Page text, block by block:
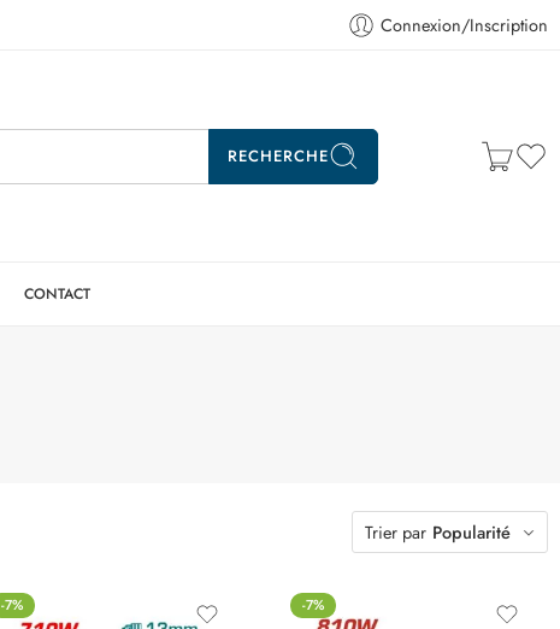
Connexion/Inscription
RECHERCHE
CONTACT
Trier par Popularité
-7% -7%